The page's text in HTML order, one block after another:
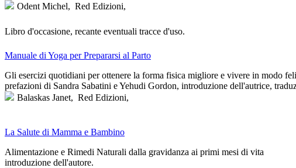
Odent Michel, Red Edizioni,
Libro d'occasione, recante eventuali tracce d'uso.
Manuale di Yoga per Prepararsi al Parto
Gli esercizi quotidiani per ottenere la forma fisica migliore e vivere in modo
prefazioni di Sandra Sabatini e Yehudi Gordon, introduzione dell'autrice,
Balaskas Janet, Red Edizioni,
La Salute di Mamma e Bambino
Alimentazione e Rimedi Naturali dalla gravidanza ai primi mesi di vita
introduzione dell'autore.